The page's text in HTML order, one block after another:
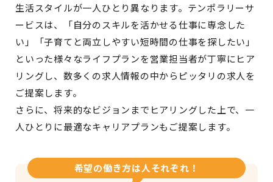
生活スタイルが一人ひとり異なります。テンポラリーサ
ービスは、「自分のスキルを活かせる仕事に専念した
い」「子育てと両立しやすい短時間の仕事を探したい」
といった様々なライフプランを営業担当者が丁寧にヒア
リングし、数多くの求人情報の中からピッタリの求人を
ご提案します。
さらに、将来的なビジョンまでヒアリングした上で、一
人ひとりに最適なキャリアプランもご提案します。
希望の働き方は人それぞれ！